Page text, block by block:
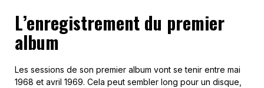
L’enregistrement du premier
album
Les sessions de son premier album vont se tenir entre mai
1968 et avril 1969. Cela peut sembler long pour un disque,